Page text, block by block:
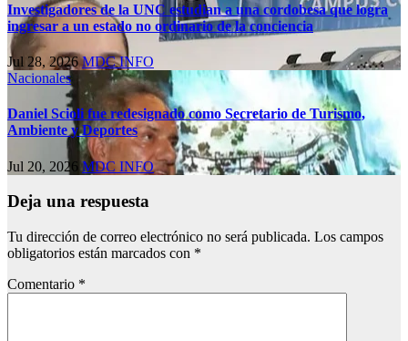
Investigadores de la UNC estudian a una cordobesa que logra
ingresar a un estado no ordinario de la conciencia
Jul 28, 2026MDC INFO
Nacionales
Daniel Scioli fue redesignado como Secretario de Turismo,
Ambiente y Deportes
Jul 20, 2026MDC INFO
Deja una respuesta
Tu dirección de correo electrónico no será publicada. Los campos
obligatorios están marcados con *
Comentario *